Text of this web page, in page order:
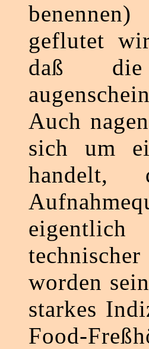
geflutet
daß
Auch
sich um
handelt,
worden
starkes
Food-